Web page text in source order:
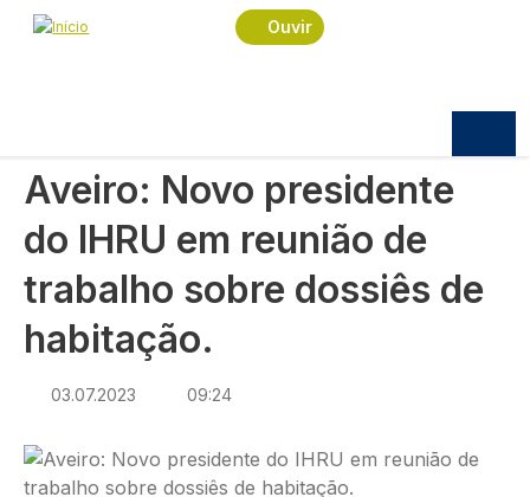
Passar para o conteúdo principal
Ouvir
Navegação estrutural
Início
Sociedade
Aveiro: Novo presidente do IHRU em reunião de
Aveiro: Novo presidente
do IHRU em reunião de
trabalho sobre dossiês de
habitação.
03.07.2023 09:24
Imagem